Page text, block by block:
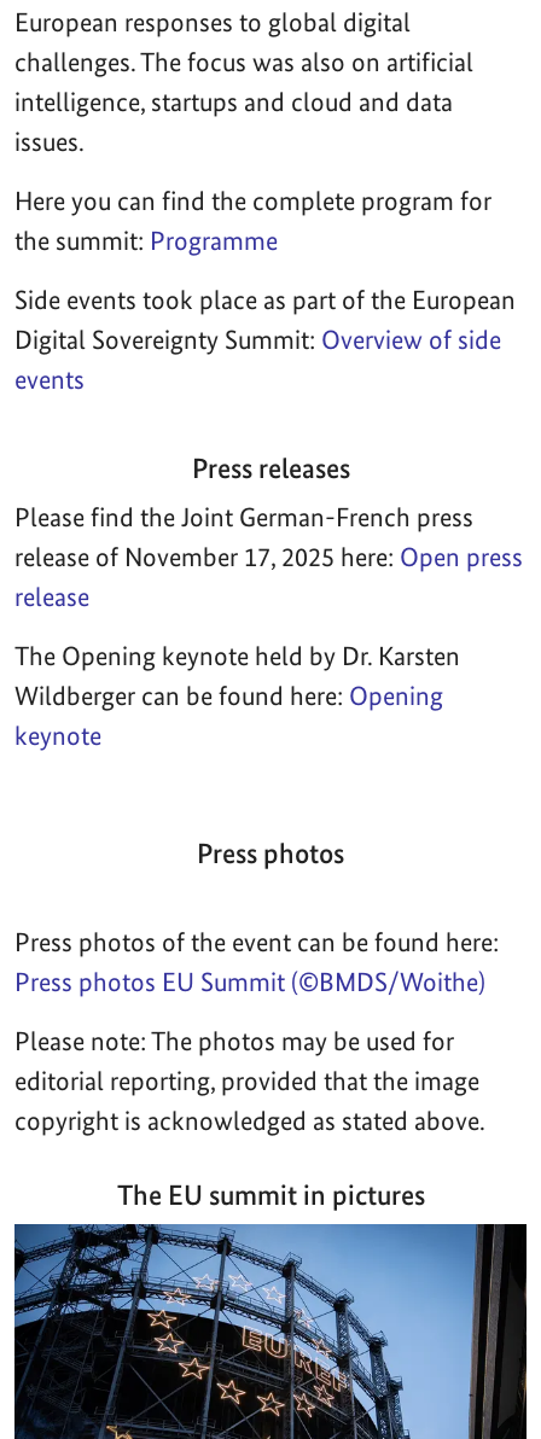
European responses to global digital
challenges. The focus was also on artificial
intelligence, startups and cloud and data
issues.
Here you can find the complete program for
the summit: Programme
Side events took place as part of the European
Digital Sovereignty Summit: Overview of side
events
Press releases
Please find the Joint German-French press
release of November 17, 2025 here: Open press
release
The Opening keynote held by Dr. Karsten
Wildberger can be found here: Opening
keynote
Press photos
Press photos of the event can be found here:
Press photos EU Summit (©BMDS/Woithe)
Please note: The photos may be used for
editorial reporting, provided that the image
copyright is acknowledged as stated above.
The EU summit in pictures